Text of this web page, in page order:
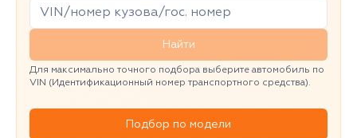
Найти
Для максимально точного подбора выберите автомобиль по
VIN (Идентификационный номер транспортного средства).
Подбор по модели